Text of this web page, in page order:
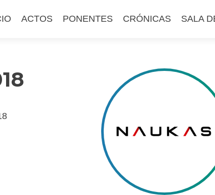
ACTOS PONENTES CRÓNICAS SALA